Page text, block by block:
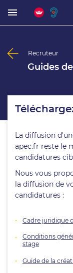
Recruteur
Guides
La diffusion
apec.fr reste le
candidatures
Nous vous
la diffusion de
candidatures :
Cadre juridique
Conditions
stage
Guide de la